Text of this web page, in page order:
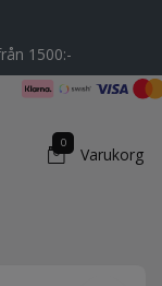
1500:-
0
Varukorg